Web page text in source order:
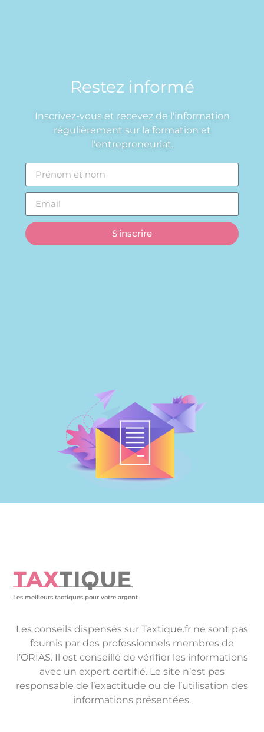
Restez informé
Inscrivez-vous et recevez de l'information
régulièrement sur la formation et
l'entrepreneuriat.
S'inscrire
TAXTIQUE
Les meilleurs tactiques pour votre argent
Les conseils dispensés sur Taxtique.fr ne sont pas
fournis par des professionnels membres de
l’ORIAS. Il est conseillé de vérifier les informations
avec un expert certifié. Le site n’est pas
responsable de l’exactitude ou de l’utilisation des
informations présentées.